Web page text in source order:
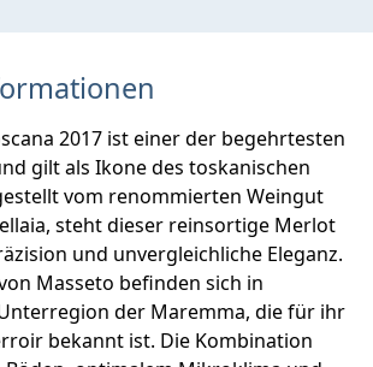
2017 ist einer der begehrtesten
gilt als Ikone des toskanischen
vom renommierten Weingut
steht dieser reinsortige Merlot
und unvergleichliche Eleganz.
Masseto befinden sich in
der Maremma, die für ihr
bekannt ist. Die Kombination